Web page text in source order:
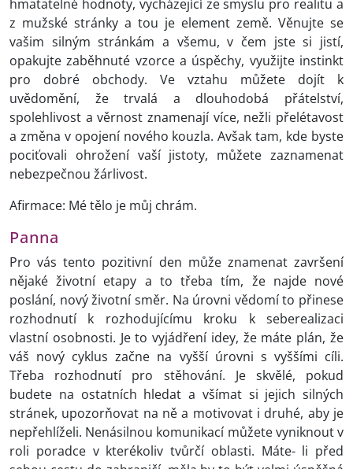
hmatatelné hodnoty, vycházející ze smyslu pro realitu a
z mužské stránky a tou je element země. Věnujte se
vašim silným stránkám a všemu, v čem jste si jistí,
opakujte zaběhnuté vzorce a úspěchy, využijte instinkt
pro dobré obchody. Ve vztahu můžete dojít k
uvědomění, že trvalá a dlouhodobá přátelství,
spolehlivost a věrnost znamenají více, nežli přelétavost
a změna v opojení nového kouzla. Avšak tam, kde byste
pociťovali ohrožení vaší jistoty, můžete zaznamenat
nebezpečnou žárlivost.
Afirmace: Mé tělo je můj chrám.
Panna
Pro vás tento pozitivní den může znamenat završení
nějaké životní etapy a to třeba tím, že najde nové
poslání, nový životní směr. Na úrovni vědomí to přinese
rozhodnutí k rozhodujícímu kroku k seberealizaci
vlastní osobnosti. Je to vyjádření idey, že máte plán, že
váš nový cyklus začne na vyšší úrovni s vyššími cíli.
Třeba rozhodnutí pro stěhování. Je skvělé, pokud
budete na ostatních hledat a všímat si jejich silných
stránek, upozorňovat na ně a motivovat i druhé, aby je
nepřehlíželi. Nenásilnou komunikací můžete vyniknout v
roli poradce v kterékoliv tvůrčí oblasti. Máte- li před